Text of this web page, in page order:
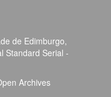
de Edimburgo,
Standard Serial -
Archives